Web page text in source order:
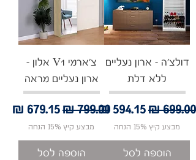
דולצ'ה - ארון נעליים
ללא דלת
מחיר רגילמחיר מבצע
מבצע קיץ 15% הנחה
הוספה לסל
צ'ארמי V1 אלון -
ארון נעליים מראה
מחיר רגילמחיר
מבצע קיץ 15% הנחה
הוספה לסל